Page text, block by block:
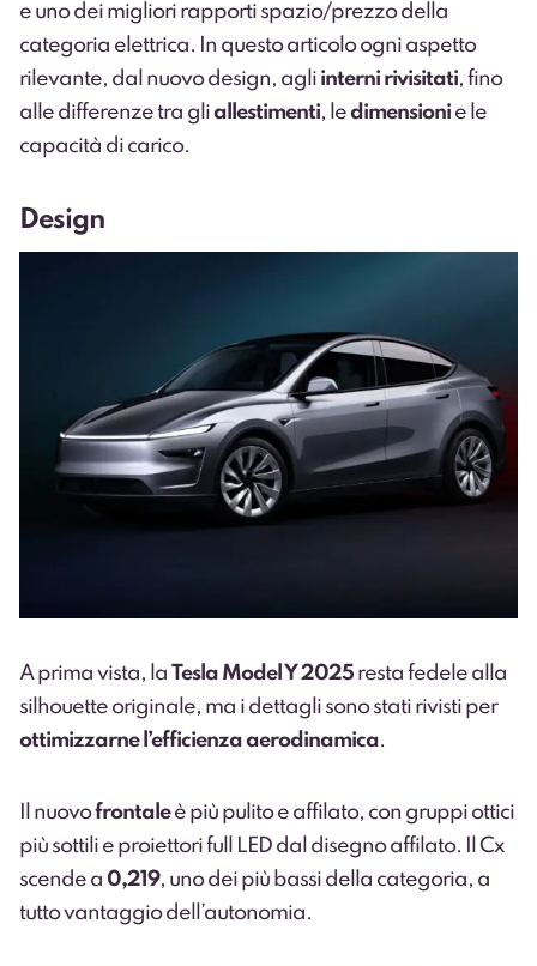
e uno dei migliori rapporti spazio/prezzo della
categoria elettrica. In questo articolo ogni aspetto
rilevante, dal nuovo design, agli interni rivisitati, fino
alle differenze tra gliallestimenti, ledimensioni e le
capacità di carico.
Design
A prima vista, la Tesla Model Y 2025 resta fedele alla
silhouette originale, ma i dettagli sono stati rivisti per
ottimizzarne l’efficienza aerodinamica.
Il nuovofrontaleè più pulito e affilato, con gruppi ottici
più sottili e proiettori full LED dal disegno affilato. Il Cx
scende a 0,219, uno dei più bassi della categoria, a
tutto vantaggio dell’autonomia.